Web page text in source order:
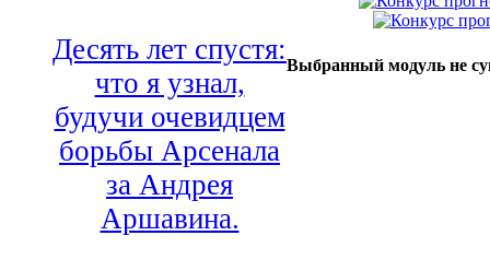
Десять лет спустя:
что я узнал,
будучи очевидцем
борьбы Арсенала
за Андрея
Аршавина.
Выбранный модуль не